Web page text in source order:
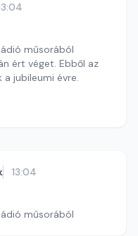
műsorából
ért véget. Ebből az
jubileumi évre.
13:04
műsorából